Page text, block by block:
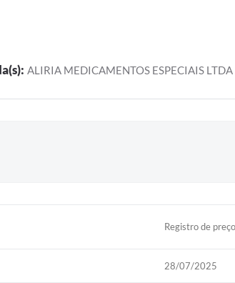
ALIRIA MEDICAMENTOS ESPECIAIS LTDA
Registro de
28/07/2025